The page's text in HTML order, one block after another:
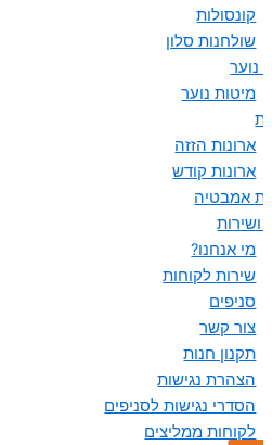
קונסולות
שולחנות סלון
נוער
מיטות נוער
ארונות הזזה
ארונות קודש
אמבטיה
ושירות
מי אנחנו?
שירות לקוחות
סניפים
צור קשר
תקנון חנות
הצהרת נגישות
הסדרי נגישות לסניפים
לקוחות ממליצים